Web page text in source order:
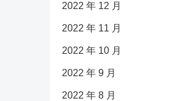
2022 年 12 月
2022 年 11 月
2022 年 10 月
2022 年 9 月
2022 年 8 月